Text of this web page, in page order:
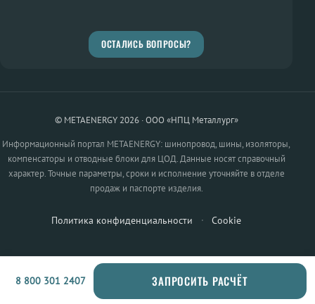
ОСТАЛИСЬ ВОПРОСЫ?
© METAENERGY 2026 · ООО «НПЦ Металлург»
Информационный портал METAENERGY: шинопровод, шины, изоляторы,
компенсаторы и отводные блоки для ЦОД. Данные носят справочный
характер. Точные параметры, сроки и исполнение уточняйте в отделе
продаж и паспорте изделия.
Политика конфиденциальности · Cookie
8 800 301 2407 ЗАПРОСИТЬ РАСЧЁТ